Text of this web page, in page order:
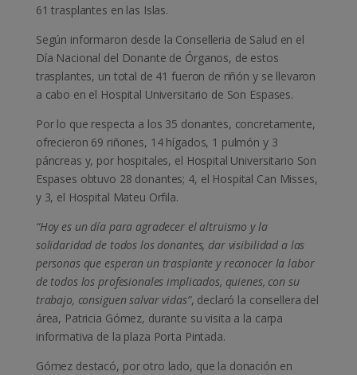
61 trasplantes en las Islas.
Según informaron desde la Conselleria de Salud en el
Día Nacional del Donante de Órganos, de estos
trasplantes, un total de 41 fueron de riñón y se llevaron
a cabo en el Hospital Universitario de Son Espases.
Por lo que respecta a los 35 donantes, concretamente,
ofrecieron 69 riñones, 14 hígados, 1 pulmón y 3
páncreas y, por hospitales, el Hospital Universitario Son
Espases obtuvo 28 donantes; 4, el Hospital Can Misses,
y 3, el Hospital Mateu Orfila.
“Hoy es un día para agradecer el altruismo y la
solidaridad de todos los donantes, dar visibilidad a las
personas que esperan un trasplante y reconocer la labor
de todos los profesionales implicados, quienes, con su
trabajo, consiguen salvar vidas”, declaró la consellera del
área, Patricia Gómez, durante su visita a la carpa
informativa de la plaza Porta Pintada.
Gómez destacó, por otro lado, que la donación en